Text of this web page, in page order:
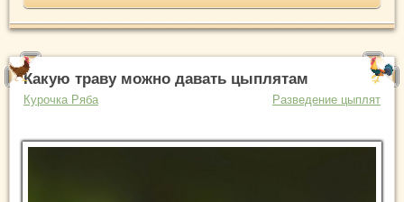
Какую траву можно давать цыплятам
Курочка Ряба Разведение цыплят